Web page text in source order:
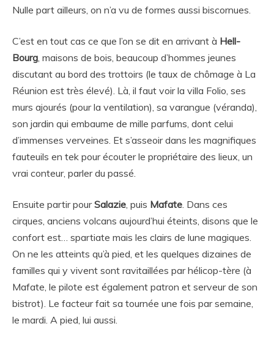
Nulle part ailleurs, on n’a vu de formes aussi biscornues.
C’est en tout cas ce que l’on se dit en arrivant à Hell-
Bourg , maisons de bois, beaucoup d’hommes jeunes
discutant au bord des trottoirs (le taux de chômage à La
Réunion est très élevé). Là, il faut voir la villa Folio, ses
murs ajourés (pour la ventilation), sa varangue (véranda),
son jardin qui embaume de mille parfums, dont celui
d’immenses verveines. Et s’asseoir dans les magnifiques
fauteuils en tek pour écouter le propriétaire des lieux, un
vrai conteur, parler du passé.
Ensuite partir pourSalazie , puis Mafate . Dans ces
cirques, anciens volcans aujourd’hui éteints, disons que le
confort est… spartiate mais les clairs de lune magiques.
On ne les atteints qu’à pied, et les quelques dizaines de
familles qui y vivent sont ravitaillées par hélicop-tère (à
Mafate, le pilote est également patron et serveur de son
bistrot). Le facteur fait sa tournée une fois par semaine,
le mardi. A pied, lui aussi.